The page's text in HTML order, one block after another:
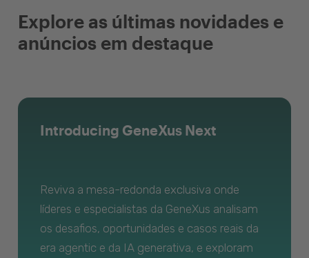
Explore as últimas novidades e
anúncios em destaque
Introducing GeneXus Next
Reviva a mesa-redonda exclusiva onde
líderes e especialistas da GeneXus analisam
os desafios, oportunidades e casos reais da
era agentic e da IA generativa, e exploram